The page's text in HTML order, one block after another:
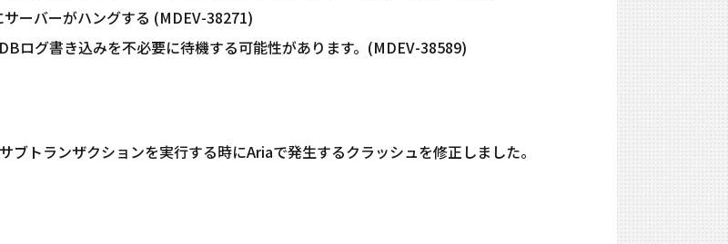
ーバーがハングする (MDEV-38271)
ログ書き込みを不必要に待機する可能性があります。(MDEV-38589)
トランザクションを実行する時にAriaで発生するクラッシュを修正しました。